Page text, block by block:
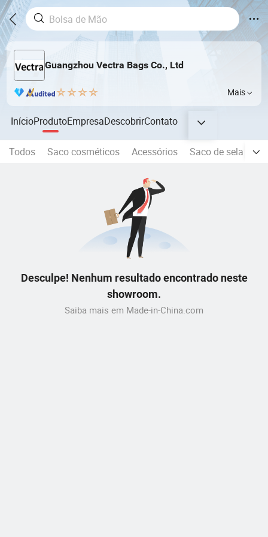
Guangzhou Vectra Bags Co., Ltd
Mais
InícioProdutoEmpresaDescobrirContato
Todos Saco cosméticos Acessórios Saco de sela
Desculpe! Nenhum resultado encontrado neste
showroom.
Saiba mais em Made-in-China.com